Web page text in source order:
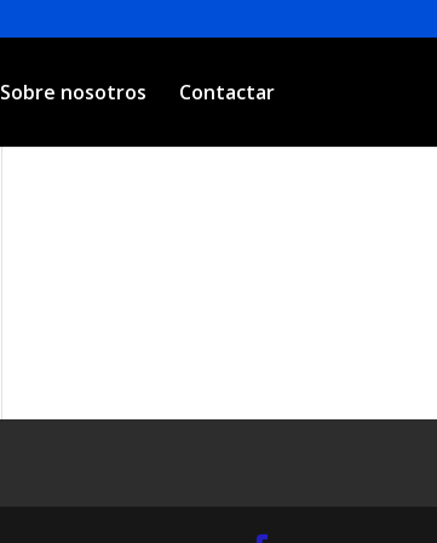
Sobre nosotros Contactar